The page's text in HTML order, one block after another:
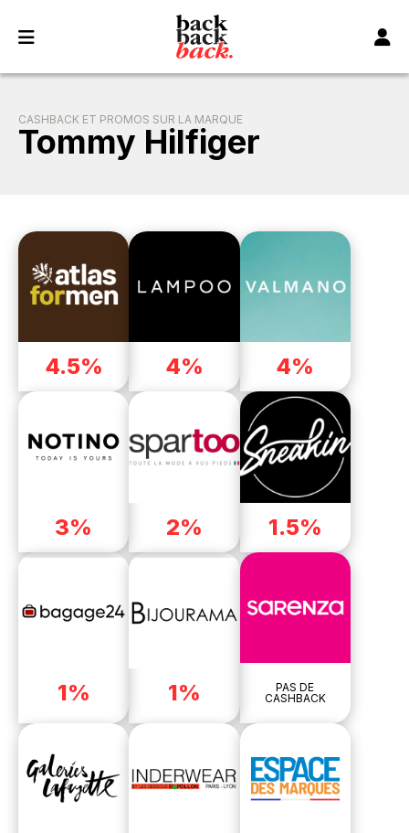
CASHBACK ET PROMOS SUR LA MARQUE
Tommy Hilfiger
4.5% 4% 4%
3% 2% 1.5%
1% 1%
PAS DE
CASHBACK